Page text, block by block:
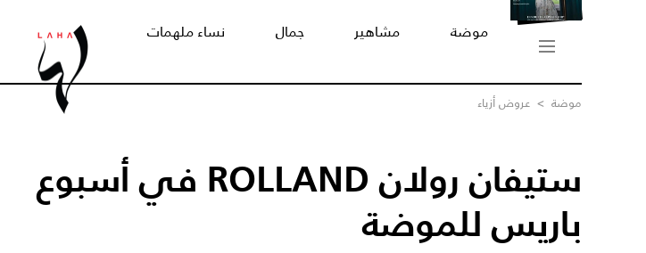
موضة مشاهير جمال نساء ملهمات
موضة > عروض أزياء
ستيفان رولان ROLLAND في أسبوع
باريس للموضة